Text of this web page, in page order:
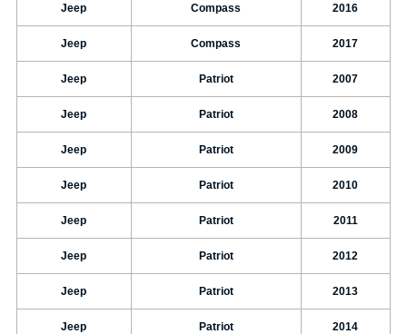
Jeep Compass 2016
Jeep Compass 2017
Jeep Patriot 2007
Jeep Patriot 2008
Jeep Patriot 2009
Jeep Patriot 2010
Jeep Patriot 2011
Jeep Patriot 2012
Jeep Patriot 2013
Jeep Patriot 2014